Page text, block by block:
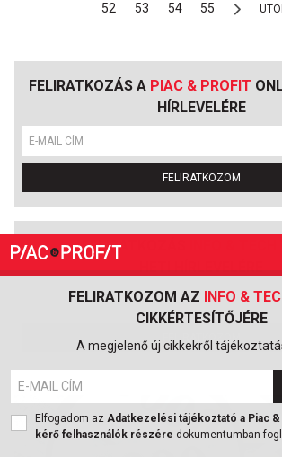
52 53 54 55
FELIRATKOZÁS A PIAC & PROFIT
HÍRLEVELÉRE
FELIRATKOZOM
FELIRATKOZÁS
FELIRATKOZOM
FELIRATKOZOM AZ INFO &
CIKKÉRTESÍTŐJÉRE
A megjelenő új cikkekről
Elfogadom az Adatkezelési tájékoztató a Piac
kérő felhasználók részére dokumentumban